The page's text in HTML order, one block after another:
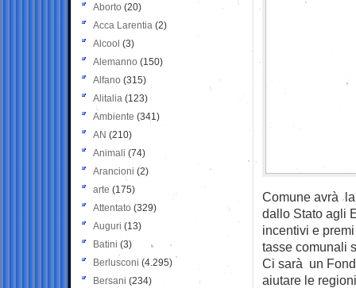
Comune avrà
dallo Stato agli
incentivi e
tasse comunali
Ci sarà un
aiutare le
Aborto (20)
Acca Larentia (2)
Alcool (3)
Alemanno (150)
Alfano (315)
Alitalia (123)
Ambiente (341)
AN (210)
Animali (74)
Arancioni (2)
arte (175)
Attentato (329)
Auguri (13)
Batini (3)
Berlusconi (4.295)
Bersani (234)